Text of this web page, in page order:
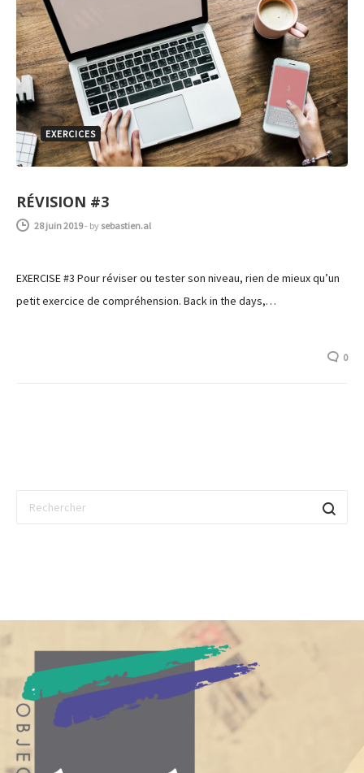
EXERCICES
RÉVISION #3
28 juin 2019- by sebastien.al
EXERCISE #3 Pour réviser ou tester son niveau, rien de mieux qu’un
petit exercice de compréhension. Back in the days,…
0